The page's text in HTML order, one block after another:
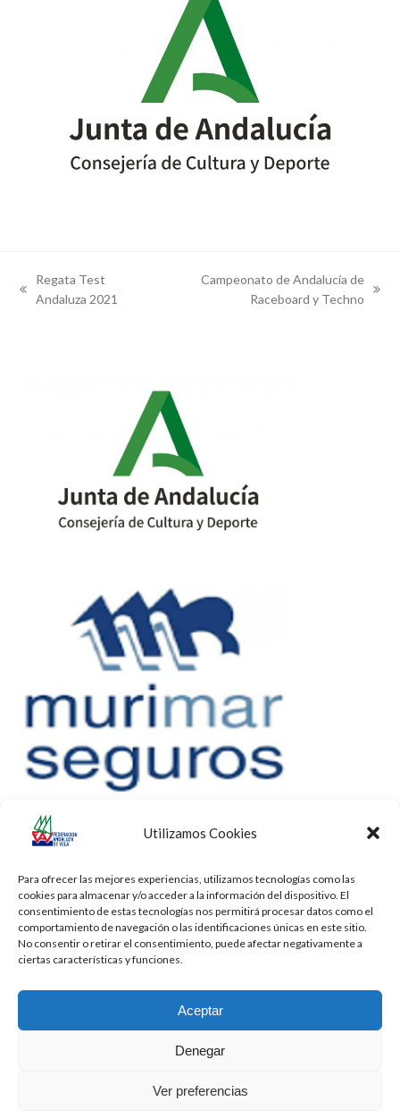
Utilizamos Cookies
Para ofrecer las mejores experiencias, utilizamos tecnologías como las
cookies para almacenar y/o acceder a la información del dispositivo. El
consentimiento de estas tecnologías nos permitirá procesar datos como el
comportamiento de navegación o las identificaciones únicas en este sitio.
No consentir o retirar el consentimiento, puede afectar negativamente a
ciertas características y funciones.
Aceptar
Denegar
Ver preferencias
previous
Regata Test
Andaluza 2021
Campeonato de Andalucía de
Raceboard y Techno
Todos los derechos reservados -Privacidad